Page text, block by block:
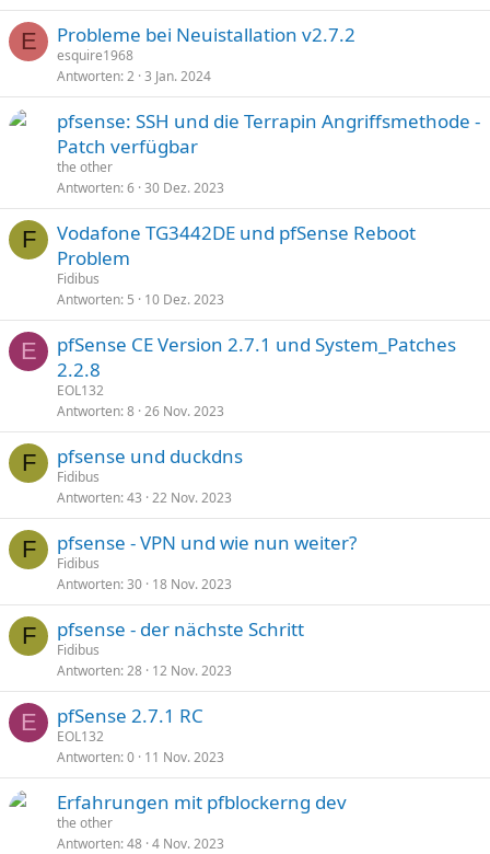
E Probleme bei Neuistallation v2.7.2
esquire1968
Antworten 2 3 Jan. 2024
pfsense: SSH und die Terrapin Angriffsmethode -
Patch verfügbar
the other
Antworten 6 30 Dez. 2023
F
Vodafone TG3442DE und pfSense Reboot
Problem
Fidibus
Antworten 5 10 Dez. 2023
E
pfSense CE Version 2.7.1 und System_Patches
2.2.8
EOL132
Antworten 8 26 Nov. 2023
F pfsense und duckdns
Fidibus
Antworten 43 22 Nov. 2023
F pfsense - VPN und wie nun weiter?
Fidibus
Antworten 30 18 Nov. 2023
F pfsense - der nächste Schritt
Fidibus
Antworten 28 12 Nov. 2023
E pfSense 2.7.1 RC
EOL132
Antworten 0 11 Nov. 2023
Erfahrungen mit pfblockerng dev
the other
Antworten 48 4 Nov. 2023